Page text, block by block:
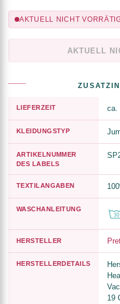
AKTUELL NICHT
AKTUELL
LIEFERZEIT ca.
KLEIDUNGSTYP
ARTIKELNUMMER
DES LABELS
TEXTILANGABEN
WASCHANLEITUNG
HERSTELLER
HERSTELLERDETAILS
19